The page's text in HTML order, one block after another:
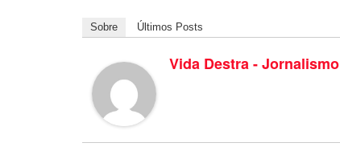
Sobre Últimos Posts
Vida Destra - Jornalismo